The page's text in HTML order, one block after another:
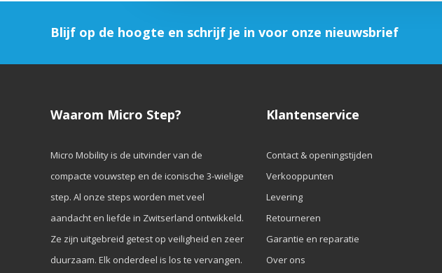
Blijf op de hoogte en schrijf je in voor onze nieuwsbrief
Waarom Micro Step?
Micro Mobility is de uitvinder van de
compacte vouwstep en de iconische 3-wielige
step. Al onze steps worden met veel
aandacht en liefde in Zwitserland ontwikkeld.
Ze zijn uitgebreid getest op veiligheid en zeer
duurzaam. Elk onderdeel is los te vervangen.
Klantenservice
Contact & openingstijden
Verkooppunten
Levering
Retourneren
Garantie en reparatie
Over ons